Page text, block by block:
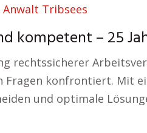
Anwalt Tribsees
kompetent – 25
rechtssicherer
Fragen konfrontiert. Mit
und optimale